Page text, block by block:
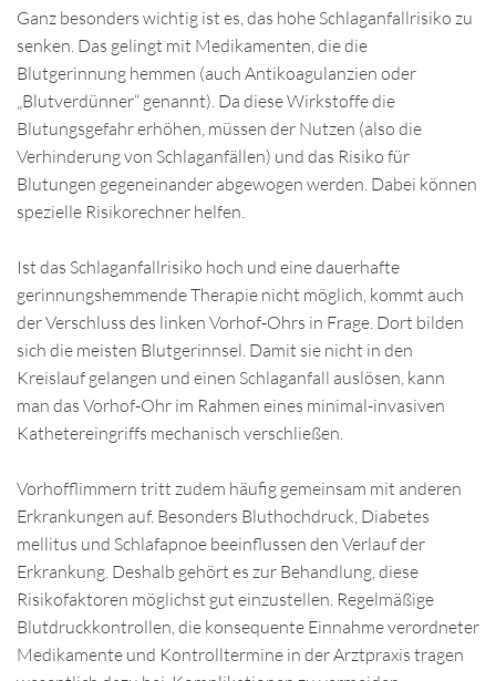
Ganz besonders wichtig ist es, das hohe Schlaganfallrisiko zu
senken. Das gelingt mit Medikamenten, die die
Blutgerinnung hemmen (auch Antikoagulanzien oder
„Blutverdünner“ genannt). Da diese Wirkstoffe die
Blutungsgefahr erhöhen, müssen der Nutzen (also die
Verhinderung von Schlaganfällen) und das Risiko für
Blutungen gegeneinander abgewogen werden. Dabei können
spezielle Risikorechner helfen.
Ist das Schlaganfallrisiko hoch und eine dauerhafte
gerinnungshemmende Therapie nicht möglich, kommt auch
der Verschluss des linken Vorhof-Ohrs in Frage. Dort bilden
sich die meisten Blutgerinnsel. Damit sie nicht in den
Kreislauf gelangen und einen Schlaganfall auslösen, kann
man das Vorhof-Ohr im Rahmen eines minimal-invasiven
Kathetereingriffs mechanisch verschließen.
Vorhofflimmern tritt zudem häufig gemeinsam mit anderen
Erkrankungen auf. Besonders Bluthochdruck, Diabetes
mellitus und Schlafapnoe beeinflussen den Verlauf der
Erkrankung. Deshalb gehört es zur Behandlung, diese
Risikofaktoren möglichst gut einzustellen. Regelmäßige
Blutdruckkontrollen, die konsequente Einnahme verordneter
Medikamente und Kontrolltermine in der Arztpraxis tragen